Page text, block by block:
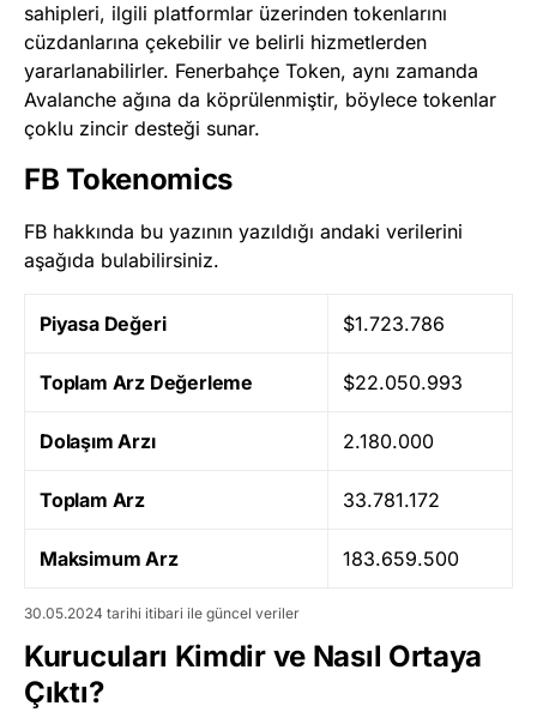
sahipleri, ilgili platformlar üzerinden tokenlarını
cüzdanlarına çekebilir ve belirli hizmetlerden
yararlanabilirler. Fenerbahçe Token, aynı zamanda
Avalanche ağına da köprülenmiştir, böylece tokenlar
çoklu zincir desteği sunar​​.
FB Tokenomics
FB hakkında bu yazının yazıldığı andaki verilerini
aşağıda bulabilirsiniz.
Piyasa Değeri $1.723.786
Toplam Arz Değerleme $22.050.993
Dolaşım Arzı 2.180.000
Toplam Arz 33.781.172
Maksimum Arz 183.659.500
30.05.2024 tarihi itibari ile güncel veriler
Kurucuları Kimdir ve Nasıl Ortaya
Çıktı?